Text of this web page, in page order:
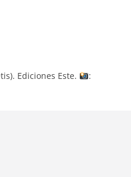
Ediciones Este.
: